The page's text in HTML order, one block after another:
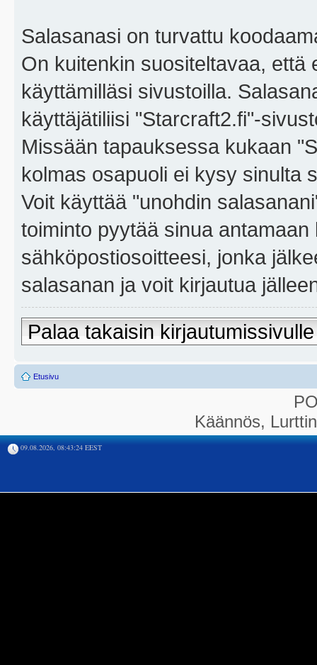
Salasanasi on turvattu
On kuitenkin suositeltavaa,
käyttämilläsi sivustoilla.
käyttäjätiliisi "Starcraft2.fi"-
Missään tapauksessa kukaan
kolmas osapuoli ei kysy sinulta
Voit käyttää "unohdin
toiminto pyytää sinua
sähköpostiosoitteesi, jonka
salasanan ja voit kirjautua
Palaa takaisin kirjautumissivulle
Etusivu
Käännös,
09.08.2026, 08:43:24 EEST